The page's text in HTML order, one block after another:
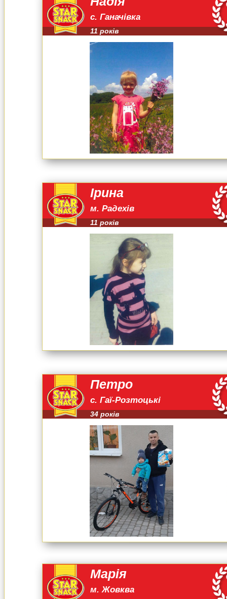
с. Ганачівка
11 років
Ірина
м. Радехів
11 років
Петро
с. Гаї-Розтоцькі
34 років
Марія
м. Жовква